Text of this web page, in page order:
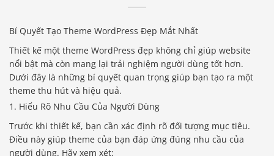
Bí Quyết Tạo Theme WordPress Đẹp Mắt Nhất
Thiết kế một theme WordPress đẹp không chỉ giúp website
nổi bật mà còn mang lại trải nghiệm người dùng tốt hơn.
Dưới đây là những bí quyết quan trọng giúp bạn tạo ra một
theme thu hút và hiệu quả.
1. Hiểu Rõ Nhu Cầu Của Người Dùng
Trước khi thiết kế, bạn cần xác định rõ đối tượng mục tiêu.
Điều này giúp theme của bạn đáp ứng đúng nhu cầu của
người dùng. Hãy xem xét: